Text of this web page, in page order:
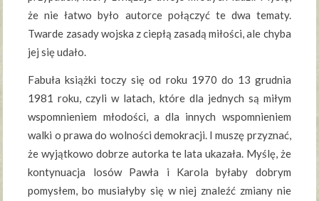
że nie łatwo było autorce połączyć te dwa tematy.
Twarde zasady wojska z ciepłą zasadą miłości, ale chyba
jej się udało.
Fabuła książki toczy się od roku 1970 do 13 grudnia
1981 roku, czyli w latach, które dla jednych są miłym
wspomnieniem młodości, a dla innych wspomnieniem
walki o prawa do wolności demokracji. I muszę przyznać,
że wyjątkowo dobrze autorka te lata ukazała. Myślę, że
kontynuacja losów Pawła i Karola byłaby dobrym
pomysłem, bo musiałyby się w niej znaleźć zmiany nie